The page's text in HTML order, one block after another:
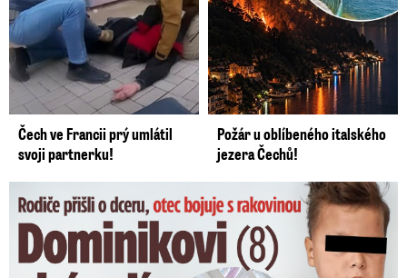
Čech ve Francii prý umlátil
svoji partnerku!
Požár u oblíbeného italského
jezera Čechů!
Dominikovi (8) zbývají týdny života: Vzkaz od exprezidenta